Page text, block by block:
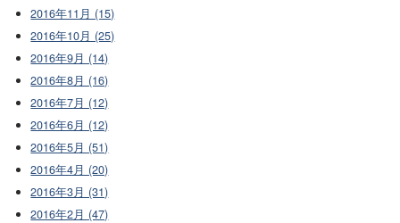
2016年11月 (15)
2016年10月 (25)
2016年9月 (14)
2016年8月 (16)
2016年7月 (12)
2016年6月 (12)
2016年5月 (51)
2016年4月 (20)
2016年3月 (31)
2016年2月 (47)